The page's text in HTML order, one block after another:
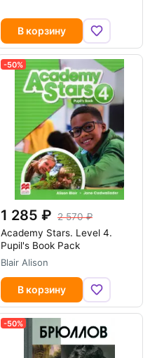
В корзину
-50%
1 285
2 570
Academy Stars. Level 4.
Pupil's Book Pack
Blair Alison
В корзину
-50%